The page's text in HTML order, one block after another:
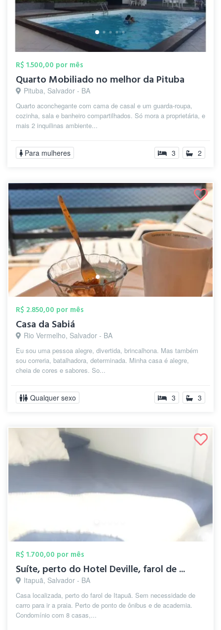
R$ 1.500,00 por mês
Quarto Mobiliado no melhor da Pituba
Pituba, Salvador - BA
Quarto aconchegante com cama de casal e um guarda-roupa,
cozinha, sala e banheiro compartilhados. Só mora a proprietária, e
mais 2 inquilinas ambiente...
Para mulheres 3 2
R$ 2.850,00 por mês
Casa da Sabiá
Rio Vermelho, Salvador - BA
Eu sou uma pessoa alegre, divertida, brincalhona. Mas também
sou correria, batalhadora, determinada. Minha casa é alegre,
cheia de cores e sabores. So...
Qualquer sexo 3 3
R$ 1.700,00 por mês
Suíte, perto do Hotel Deville, farol de ...
Itapuã, Salvador - BA
Casa localizada, perto do farol de Itapuã. Sem necessidade de
carro para ir a praia. Perto de ponto de ônibus e de academia.
Condomínio com 8 casas,...